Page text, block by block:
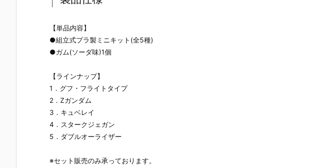
【単品内容】
●組立式プラ製ミニキット(全5種)
●ガム(ソーダ味)1個
【ラインナップ】
1．グフ・フライトタイプ
2．Zガンダム
3．キュベレイ
4．スタークジェガン
5．ダブルオーライザー
※セット販売のみ承っております。